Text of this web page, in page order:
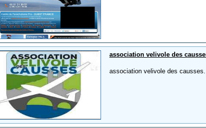
association velivole des
association velivole des